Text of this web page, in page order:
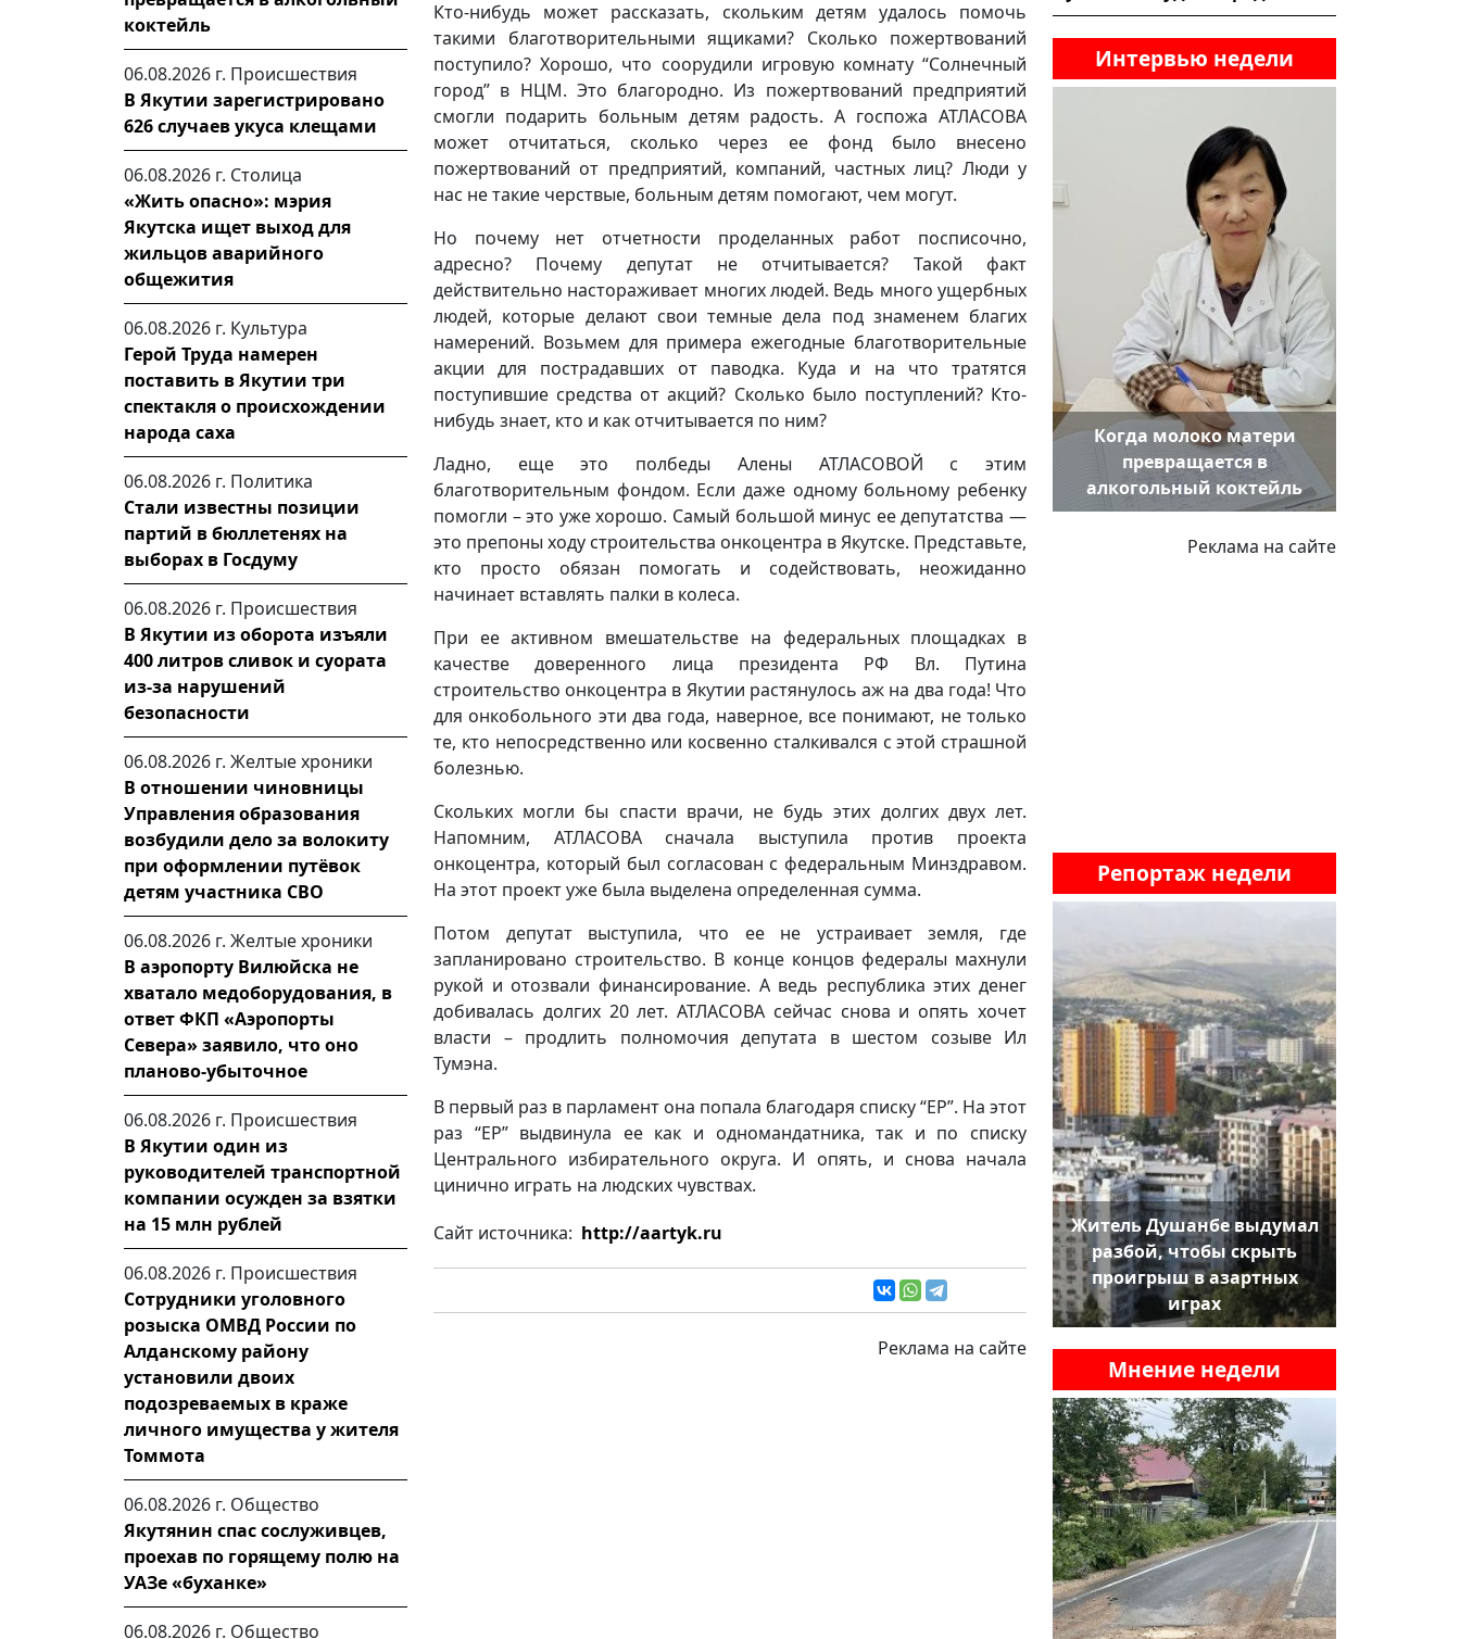
коктейль
06.08.2026 г. Происшествия
В Якутии зарегистрировано
626 случаев укуса клещами
06.08.2026 г. Столица
«Жить опасно»: мэрия
Якутска ищет выход для
жильцов аварийного
общежития
06.08.2026 г. Культура
Герой Труда намерен
поставить в Якутии три
спектакля о происхождении
народа саха
06.08.2026 г. Политика
Стали известны позиции
партий в бюллетенях на
выборах в Госдуму
06.08.2026 г. Происшествия
В Якутии из оборота изъяли
400 литров сливок и суората
из-за нарушений
безопасности
06.08.2026 г. Желтые хроники
В отношении чиновницы
Управления образования
возбудили дело за волокиту
при оформлении путёвок
детям участника СВО
06.08.2026 г. Желтые хроники
В аэропорту Вилюйска не
хватало медоборудования, в
ответ ФКП «Аэропорты
Севера» заявило, что оно
планово-убыточное
06.08.2026 г. Происшествия
В Якутии один из
руководителей транспортной
компании осужден за взятки
на 15 млн рублей
06.08.2026 г. Происшествия
Сотрудники уголовного
розыска ОМВД России по
Алданскому району
установили двоих
подозреваемых в краже
личного имущества у жителя
Томмота
06.08.2026 г. Общество
Якутянин спас сослуживцев,
проехав по горящему полю на
УАЗе «буханке»
06.08.2026 г. Общество
Кто-нибудь может рассказать, скольким детям удалось помочь
такими благотворительными ящиками? Сколько пожертвований
поступило? Хорошо, что соорудили игровую комнату “Солнечный
город” в НЦМ. Это благородно. Из пожертвований предприятий
смогли подарить больным детям радость. А госпожа АТЛАСОВА
может отчитаться, сколько через ее фонд было внесено
пожертвований от предприятий, компаний, частных лиц? Люди у
нас не такие черствые, больным детям помогают, чем могут.
Но почему нет отчетности проделанных работ посписочно,
адресно? Почему депутат не отчитывается? Такой факт
действительно настораживает многих людей. Ведь много ущербных
людей, которые делают свои темные дела под знаменем благих
намерений. Возьмем для примера ежегодные благотворительные
акции для пострадавших от паводка. Куда и на что тратятся
поступившие средства от акций? Сколько было поступлений? Кто-
нибудь знает, кто и как отчитывается по ним?
Ладно, еще это полбеды Алены АТЛАСОВОЙ с этим
благотворительным фондом. Если даже одному больному ребенку
помогли – это уже хорошо. Самый большой минус ее депутатства —
это препоны ходу строительства онкоцентра в Якутске. Представьте,
кто просто обязан помогать и содействовать, неожиданно
начинает вставлять палки в колеса.
При ее активном вмешательстве на федеральных площадках в
качестве доверенного лица президента РФ Вл. Путина
строительство онкоцентра в Якутии растянулось аж на два года! Что
для онкобольного эти два года, наверное, все понимают, не только
те, кто непосредственно или косвенно сталкивался с этой страшной
болезнью.
Скольких могли бы спасти врачи, не будь этих долгих двух лет.
Напомним, АТЛАСОВА сначала выступила против проекта
онкоцентра, который был согласован с федеральным Минздравом.
На этот проект уже была выделена определенная сумма.
Потом депутат выступила, что ее не устраивает земля, где
запланировано строительство. В конце концов федералы махнули
рукой и отозвали финансирование. А ведь республика этих денег
добивалась долгих 20 лет. АТЛАСОВА сейчас снова и опять хочет
власти – продлить полномочия депутата в шестом созыве Ил
Тумэна.
В первый раз в парламент она попала благодаря списку “ЕР”. На этот
раз “ЕР” выдвинула ее как и одномандатника, так и по списку
Центрального избирательного округа. И опять, и снова начала
цинично играть на людских чувствах.
Сайт источника: http://aartyk.ru
Реклама на сайте
Интервью недели
Когда молоко матери
превращается в
алкогольный коктейль
Реклама на сайте
Репортаж недели
Житель Душанбе выдумал
разбой, чтобы скрыть
проигрыш в азартных
играх
Мнение недели